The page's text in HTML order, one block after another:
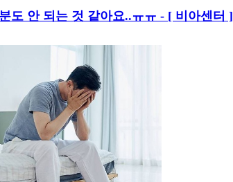
도 안 되는 것 같아요..ㅠㅠ - [ 비아센터 ]